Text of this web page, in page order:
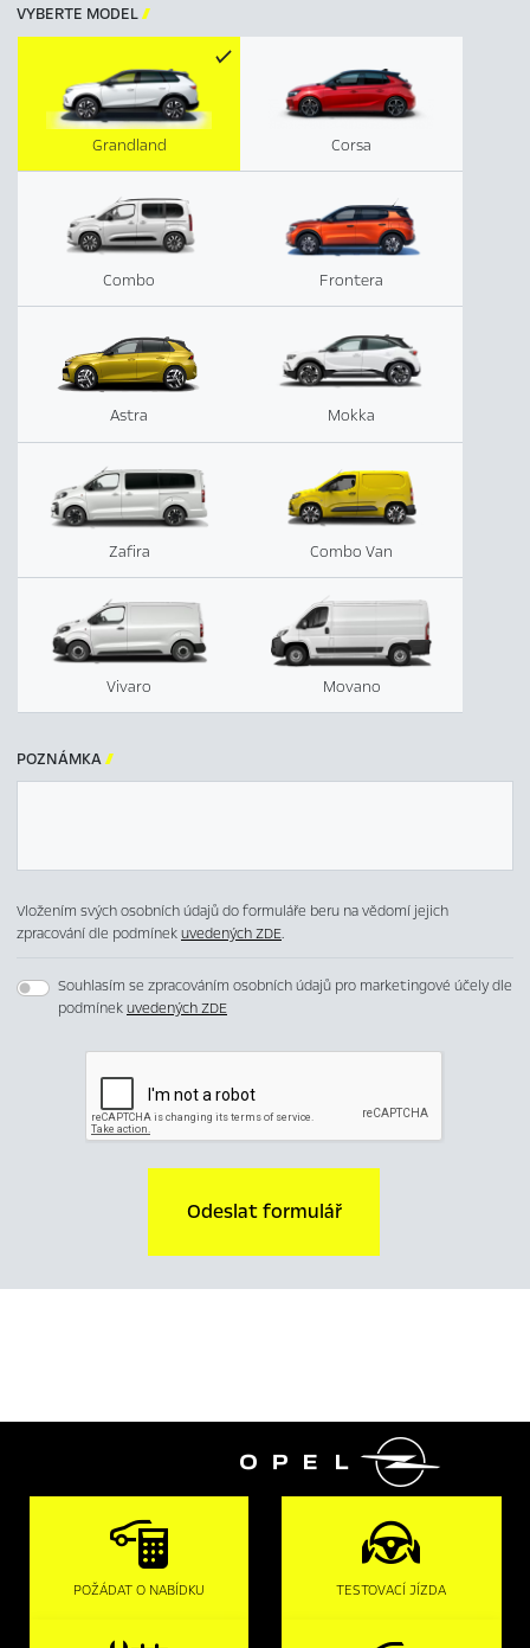
VYBERTE MODEL
Corsa
Combo Frontera
Astra Mokka
Grandland
Zafira Combo Van
Vivaro Movano
POZNÁMKA
Vložením svých osobních údajů do formuláře beru na vědomí jejich
zpracování dle podmínekuvedených ZDE.
Souhlasím se zpracováním osobních údajů pro marketingové účely dle
podmínekuvedených ZDE
Odeslat formulář

POŽÁDAT O NABÍDKU TESTOVACÍ JÍZDA